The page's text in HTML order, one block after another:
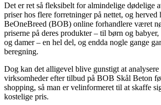
Det er ret så fleksibelt for almindelige dødelige
priser hos flere forretninger på nettet, og herved
BeOneBreed (BOB) online forhandlere været
priserne på deres produkter – til børn og
og damer – en hel del, og endda nogle gange
beregning.
Dog kan det alligevel blive gunstigt at
virksomheder efter tilbud på BOB Skål Beton
shopping, så man er velinformeret til at skaffe
kostelige pris.